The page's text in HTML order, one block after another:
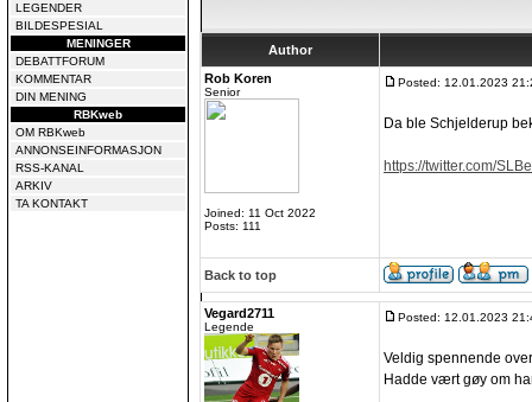
LEGENDER
BILDESPESIAL
MENINGER
DEBATTFORUM
KOMMENTAR
DIN MENING
RBKweb
OM RBKweb
ANNONSEINFORMASJON
RSS-KANAL
ARKIV
TA KONTAKT
Author
Rob Koren
Senior
Joined: 11 Oct 2022
Posts: 111
Posted: 12.01.2023
Da ble Schjelderup
https://twitter.com/
Back to top
Vegard2711
Legende
Posted: 12.01.2023
Veldig spennende
Hadde vært gøy om